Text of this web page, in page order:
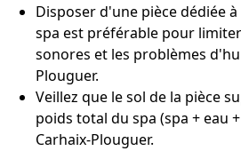
Disposer d'une pièce dédiée
spa est préférable pour
sonores et les problèmes
Plouguer.
Veillez que le sol de la pièce
poids total du spa (spa + eau
Carhaix-Plouguer.